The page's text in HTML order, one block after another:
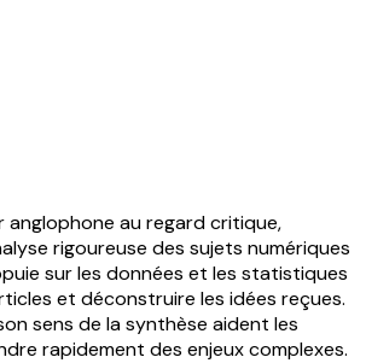
anglophone au regard critique,
rigoureuse des sujets numériques
sur les données et les statistiques
et déconstruire les idées reçues.
sens de la synthèse aident les
rapidement des enjeux complexes.